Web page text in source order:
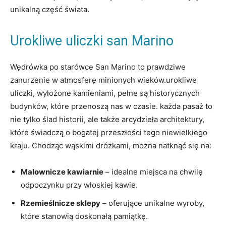
unikalną część​ świata.
Urokliwe⁢ uliczki‌ san Marino
Wędrówka po starówce San Marino to prawdziwe
zanurzenie w atmosferę‍ minionych wieków.urokliwe
uliczki, wyłożone kamieniami, ‌pełne są historycznych
budynków, ​które przenoszą nas⁢ w‌ czasie. każda pasaż to‍
nie ⁤tylko ślad historii, ale⁤ także arcydzieła architektury,
które świadczą⁤ o bogatej przeszłości‌ tego niewielkiego
⁤kraju. Chodząc wąskimi dróżkami, można⁢ natknąć⁢ się na:
Malownicze kawiarnie – idealne​ miejsca na ⁤chwilę‌
odpoczynku przy włoskiej‌ kawie.
Rzemieślnicze sklepy – ‌oferujące ‍unikalne wyroby,
które stanowią doskonałą pamiątkę.